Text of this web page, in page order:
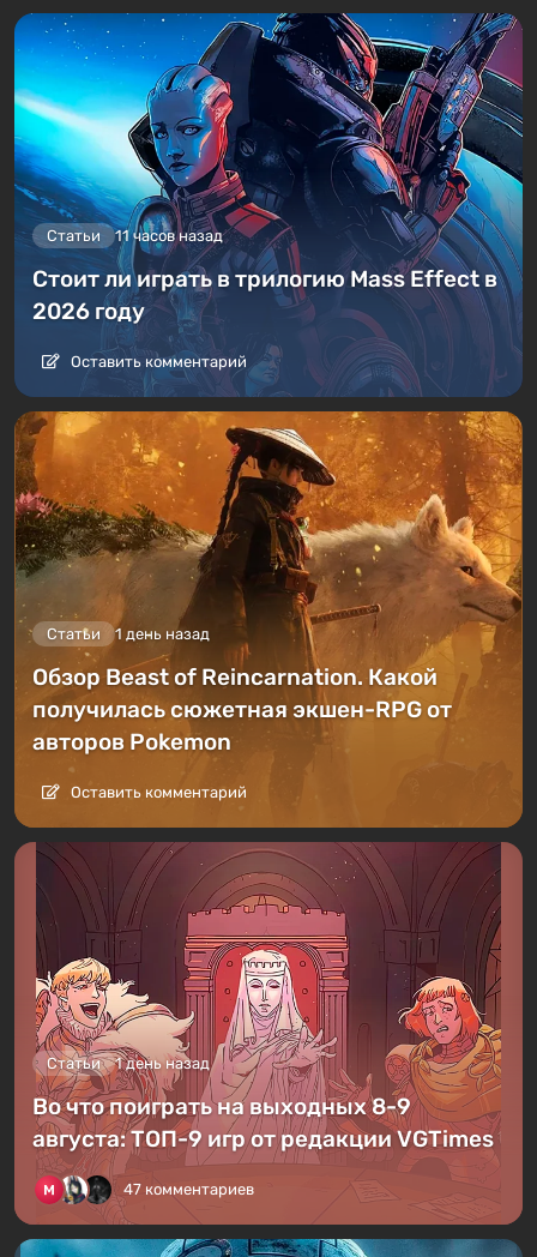
Статьи 11 часов назад
Стоит ли играть в трилогию Mass Effect в
2026 году
Оставить комментарий
Статьи 1 день назад
Обзор Beast of Reincarnation. Какой
получилась сюжетная экшен-RPG от
авторов Pokemon
Оставить комментарий
Статьи 1 день назад
Во что поиграть на выходных 8-9
августа: ТОП-9 игр от редакции VGTimes
47 комментариев